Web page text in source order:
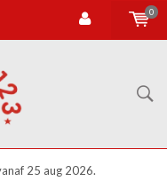
0
25 aug 2026.